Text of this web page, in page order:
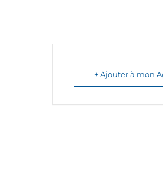
+ Ajouter à mon